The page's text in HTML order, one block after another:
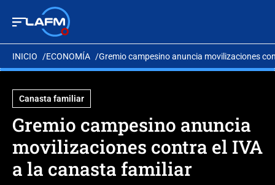
INICIO ECONOMÍA Gremio campesino anuncia movilizaciones
Canasta familiar
Gremio campesino anuncia
movilizaciones contra el IVA
a la canasta familiar